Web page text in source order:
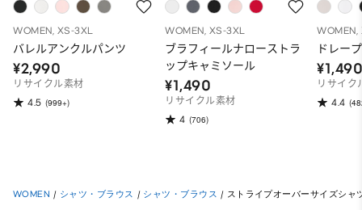
WOMEN, XS-3XL
バレルアンクルパンツ
¥2,990
リサイクル素材
4.5 (999+)
WOMEN, XS-3XL
ブラフィールナローストラ
ップキャミソール
¥1,490
リサイクル素材
4 (706)
WOMEN,
ドレー
リサイク
4.4
WOMEN / シャツ・ブラウス / シャツ・ブラウス / ストライプオーバーサイズシャ